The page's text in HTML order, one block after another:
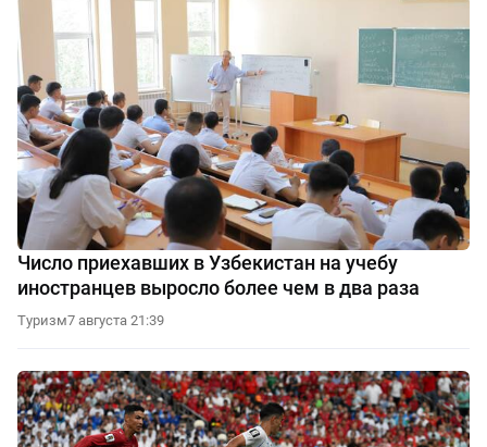
Число приехавших в Узбекистан на учебу
иностранцев выросло более чем в два раза
Туризм7 августа 21:39